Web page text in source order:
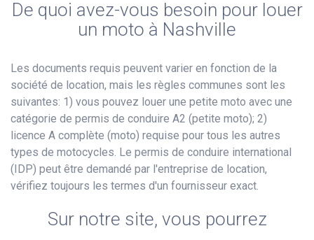
De quoi avez-vous besoin pour louer
un moto à Nashville
Les documents requis peuvent varier en fonction de la
société de location, mais les règles communes sont les
suivantes: 1) vous pouvez louer une petite moto avec une
catégorie de permis de conduire A2 (petite moto); 2)
licence A complète (moto) requise pour tous les autres
types de motocycles. Le permis de conduire international
(IDP) peut être demandé par l'entreprise de location,
vérifiez toujours les termes d'un fournisseur exact.
Sur notre site, vous pourrez